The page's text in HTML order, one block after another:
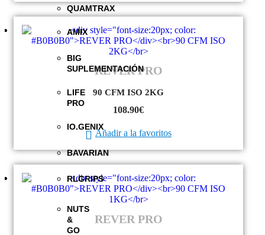
QUAMTRAX
AMIX
BIG
SUPLEMENTACIÓN
LIFE
PRO
IO.GENIX
BAVARIAN
RLGRIPS
NUTS
&
GO
REVER PRO
90 CFM ISO 2KG
108.90€
Añadir a la favoritos
REVER PRO